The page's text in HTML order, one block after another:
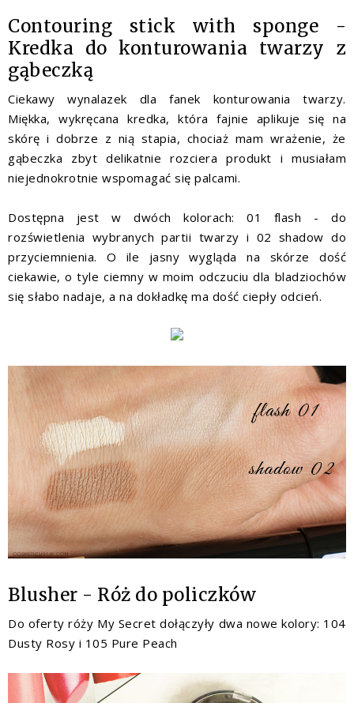
Contouring stick with sponge -
Kredka do konturowania twarzy z
gąbeczką
Ciekawy wynalazek dla fanek konturowania twarzy.
Miękka, wykręcana kredka, która fajnie aplikuje się na
skórę i dobrze z nią stapia, chociaż mam wrażenie, że
gąbeczka zbyt delikatnie rozciera produkt i musiałam
niejednokrotnie wspomagać się palcami.
Dostępna jest w dwóch kolorach: 01 flash - do
rozświetlenia wybranych partii twarzy i 02 shadow do
przyciemnienia. O ile jasny wygląda na skórze dość
ciekawie, o tyle ciemny w moim odczuciu dla bladziochów
się słabo nadaje, a na dokładkę ma dość ciepły odcień.
Blusher - Róż do policzków
Do oferty róży My Secret dołączyły dwa nowe kolory: 104
Dusty Rosy i 105 Pure Peach